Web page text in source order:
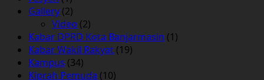
Gallery (2)
Video (2)
Kabar DPRD Kota Banjarmasin (1)
Kabar Wakil Rakyat (19)
Kampus (34)
Kiprah Pemuda (10)